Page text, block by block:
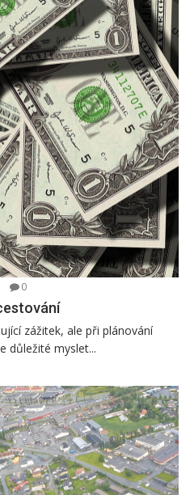
0
zážitek, ale při plánování
důležité myslet...